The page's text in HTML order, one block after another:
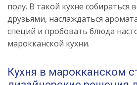
полу. В такой кухне собираться
друзьями, наслаждаться
специй и пробовать блюда
марокканской кухни.
Кухня в марокканском